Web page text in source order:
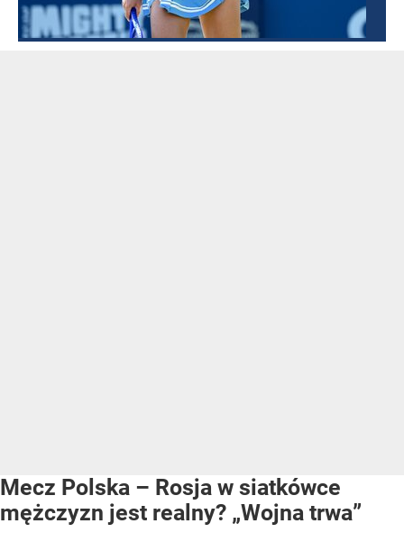
Mecz Polska – Rosja w siatkówce
mężczyzn jest realny? „Wojna trwa”